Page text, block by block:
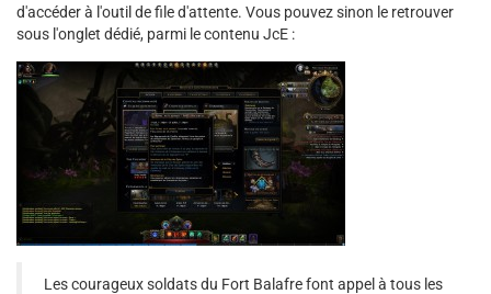
d'accéder à l'outil de file d'attente. Vous pouvez sinon le retrouver
sous l'onglet dédié, parmi le contenu JcE :
Les courageux soldats du Fort Balafre font appel à tous les